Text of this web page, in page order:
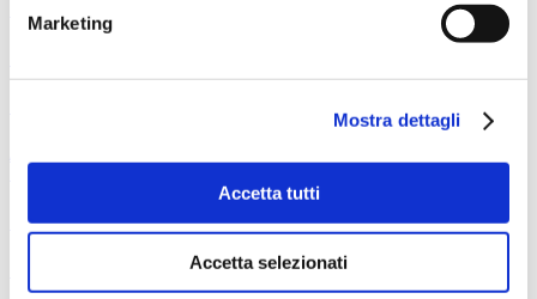
Marketing
Mostra dettagli
Accetta tutti
Accetta selezionati
Timothy Brock, direttore Drusilla Foer, voce
26 settembre 2026
Mahler - Sinfonia n. 2